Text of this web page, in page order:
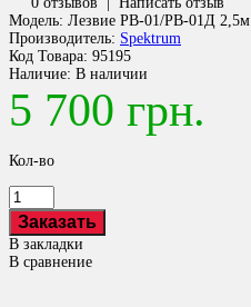
Модель: Лезвие РВ-01/РВ-01Д 2,5м
Производитель: Spektrum
Код Товара: 95195
Наличие: В наличии
5 700 грн.
Кол-во
В закладки
В сравнение